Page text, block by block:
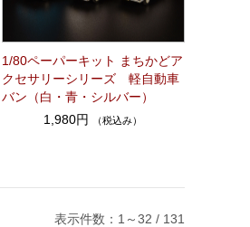
1/80ペーパーキット まちかどア
クセサリーシリーズ 軽自動車
バン（白・青・シルバー）
1,980円
（税込み）
表示件数：1～32 / 131